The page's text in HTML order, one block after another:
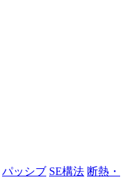
パッシブ SE構法 断熱・